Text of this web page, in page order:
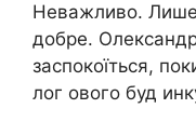
Неважливо.
добре.
заспокоїться,
лог ового буд